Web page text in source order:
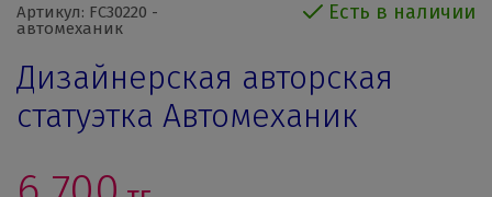
Артикул: FC30220 -
автомеханик
Есть в наличии
Дизайнерская авторская
статуэтка Автомеханик